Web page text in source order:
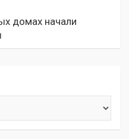
домах начали